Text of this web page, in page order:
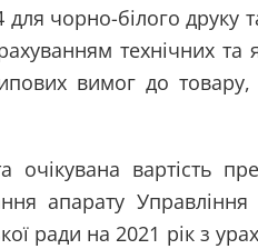
чорно-білого друку
технічних та
вимог до
вартість
апарату Управління
ради на 2021 рік з